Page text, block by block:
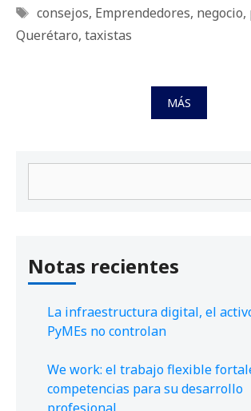
Etiquetas
consejos, Emprendedores, negocio,
Querétaro, taxistas
MÁS
Notas recientes
La infraestructura digital, el
PyMEs no controlan
We work: el trabajo flexible
competencias para su desarrollo